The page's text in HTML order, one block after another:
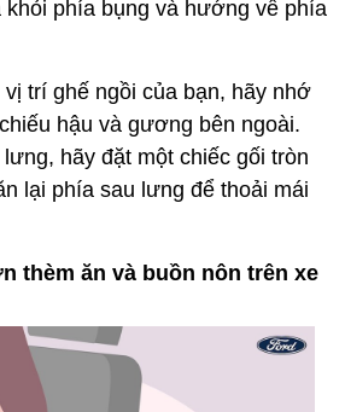
khỏi phía bụng và hướng về phía
trí ghế ngồi của bạn, hãy nhớ
hậu và gương bên ngoài.
hãy đặt một chiếc gối tròn
lại phía sau lưng để thoải mái
thèm ăn và buồn nôn trên xe